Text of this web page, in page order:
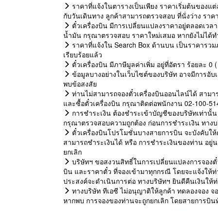
ราคาที่แจ้งในตารางเป็นเพียง ราคาเริ่มต้นของ
กับวันเดินทาง ลูกค้าสามารถตรวจสอบ ที่นั่งว่าง รา
ตั๋วเครื่องบิน มีการเปลี่ยนแปลงราคาอยู่ตลอดเว
น้ำมัน กรุณาตรวจสอบ ราคาใหม่เสมอ หากยังไม่ได้
ราคาที่แจ้งใน Search Box ด้านบน เป็นราคาร
เรียบร้อยแล้ว
ตั๋วเครื่องบิน มีภาษีมูลค่าเพิ่ม อยู่ที่อัตรา ร้อยละ 0
ข้อมูลบางอย่างในเว็บไซต์ของบริษัท อาจมีการอั
พบข้อสงสัย
ท่านไม่สามารถจองตั๋วเครื่องบินออนไลน์ได้ สาม
และซื้อตั๋วเครื่องบิน กรุณาติดต่อพนักงาน 02-100-
การชำระเงิน ต้องชำระเข้าบัญชีของบริษัทเท่า
กรุณาตรวจสอบความถูกต้อง ก่อนการชำระเงิน ทา
ตั๋วเครื่องบินโปรโมชั่นบางสายการบิน จะบังคับใ
สามารถชำระเงินได้ หรือ การชำระเงินของท่าน อ
ยกเลิก
บริษัทฯ ขอสงวนสิทธิ์ในการเปลี่ยนแปลงการจอง
บิน และราคาตั๋ว ที่จองเข้ามาทุกกรณี โดยจะแจ้งให้
ประสงค์จะดำเนินการต่อ ทางบริษัทฯ ยินดีคืนเงินให้
ทางบริษัท ทีเอซี ไม่อนุญาติให้ลูกค้า ทดลองจอง
หากพบ การจองของท่านจะถูกยกเลิก โดยสายการ